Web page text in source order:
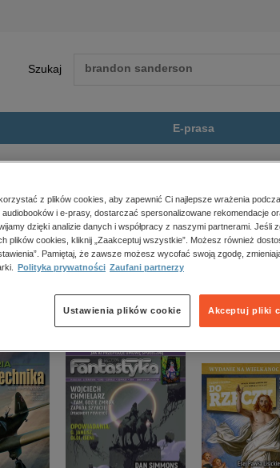
Szukaj
E-prasa
polityka, społeczno-informacyjne
psychologiczne
inne
popularno-naukowe
historia
zdrowie
religie
reportaże, biografie
szaleństwo czytania” nie jest dostępny.
z plików cookies, aby zapewnić Ci najlepsze wrażenia
audiobooków i e-prasy, dostarczać spersonalizowane rekomendacje
dzięki analizie danych i współpracy z naszymi partnerami. Jeśli
plików cookies, kliknij „Zaakceptuj wszystkie”. Możesz również
Pamiętaj, że zawsze możesz wycofać swoją zgodę,
Polityka prywatności Zaufani partnerzy
Akceptuj pliki
Ustawienia plików cookie